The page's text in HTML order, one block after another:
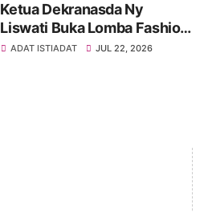
Ketua Dekranasda Ny
Liswati Buka Lomba Fashion
Show Pakaian Adat
ADAT ISTIADAT JUL 22, 2026